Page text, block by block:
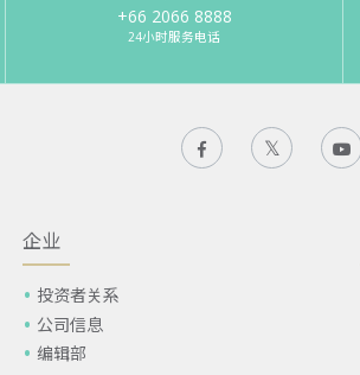
+66 2066 8888
24小时服务电话
企业
投资者关系
公司信息
编辑部